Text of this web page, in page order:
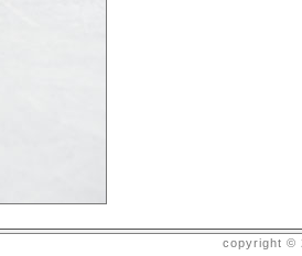
copyright ©